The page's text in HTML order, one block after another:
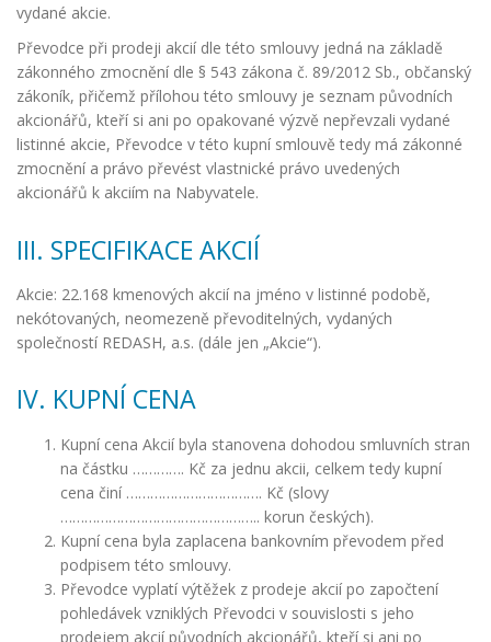
vydané akcie.
Převodce při prodeji akcií dle této smlouvy jedná na základě
zákonného zmocnění dle § 543 zákona č. 89/2012 Sb., občanský
zákoník, přičemž přílohou této smlouvy je seznam původních
akcionářů, kteří si ani po opakované výzvě nepřevzali vydané
listinné akcie, Převodce v této kupní smlouvě tedy má zákonné
zmocnění a právo převést vlastnické právo uvedených
akcionářů k akciím na Nabyvatele.
III. SPECIFIKACE AKCIÍ
Akcie: 22.168 kmenových akcií na jméno v listinné podobě,
nekótovaných, neomezeně převoditelných, vydaných
společností REDASH, a.s. (dále jen „Akcie“).
IV. KUPNÍ CENA
Kupní cena Akcií byla stanovena dohodou smluvních stran
na částku …………. Kč za jednu akcii, celkem tedy kupní
cena činí ……………………………. Kč (slovy
………………………………………….. korun českých).
Kupní cena byla zaplacena bankovním převodem před
podpisem této smlouvy.
Převodce vyplatí výtěžek z prodeje akcií po započtení
pohledávek vzniklých Převodci v souvislosti s jeho
prodejem akcií původních akcionářů, kteří si ani po